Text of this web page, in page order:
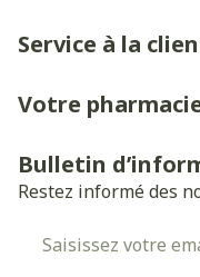
Service à la
Votre
Bulletin
Restez informé des